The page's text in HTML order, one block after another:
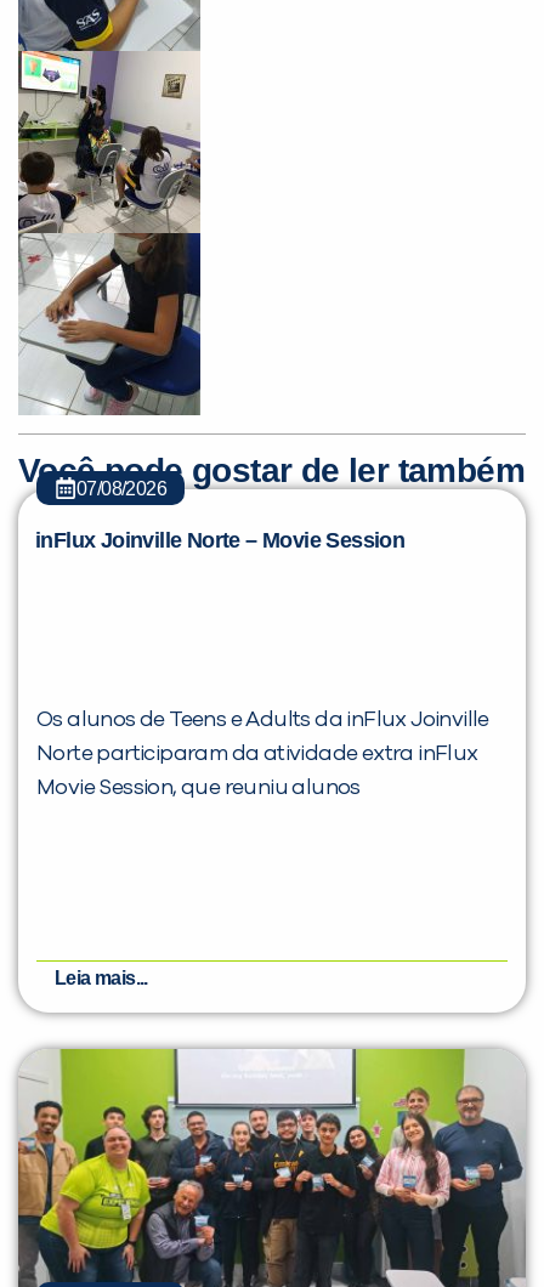
Você pode gostar de ler também
07/08/2026
inFlux Joinville Norte – Movie Session
Os alunos de Teens e Adults da inFlux Joinville
Norte participaram da atividade extra inFlux
Movie Session, que reuniu alunos
Leia mais...